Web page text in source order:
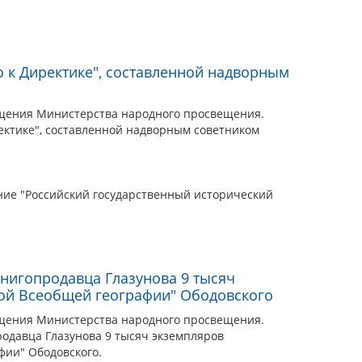
к Директике", составленной надворным
Министерства народного просвещения.
составленной надворным советником
"Российский государственный исторический
Глазунова 9 тысяч
Всеобщей географии" Ободовского
Министерства народного просвещения.
Глазунова 9 тысяч экземпляров
Ободовского.